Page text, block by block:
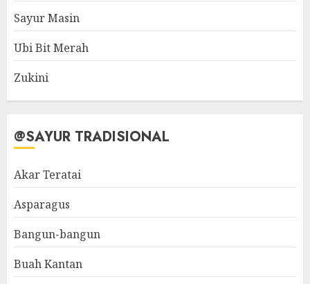
Sayur Masin
Ubi Bit Merah
Zukini
@SAYUR TRADISIONAL
Akar Teratai
Asparagus
Bangun-bangun
Buah Kantan